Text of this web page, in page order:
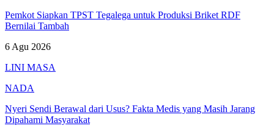
Pemkot Siapkan TPST Tegalega untuk Produksi Briket RDF
Bernilai Tambah
6 Agu 2026
LINI MASA
NADA
Nyeri Sendi Berawal dari Usus? Fakta Medis yang Masih Jarang
Dipahami Masyarakat